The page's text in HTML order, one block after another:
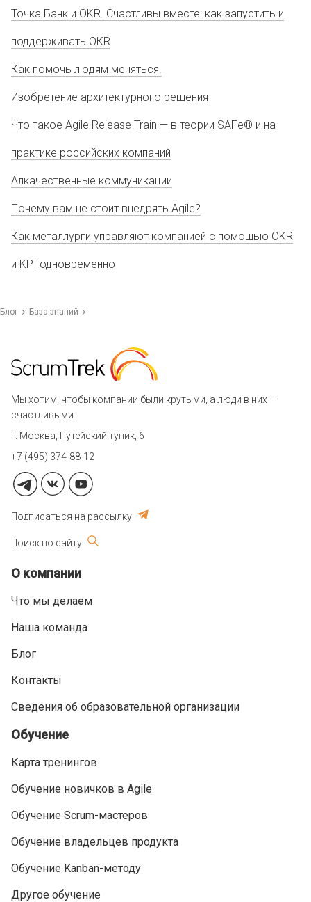
Точка Банк и OKR. Счастливы вместе: как запустить и
поддерживать ОКR
Как помочь людям меняться.
Изобретение архитектурного решения
Что такое Agile Release Train — в теории SAFe® и на
практике российских компаний
Алкачественные коммуникации
Почему вам не стоит внедрять Agile?
Как металлурги управляют компанией с помощью OKR
и KPI одновременно
Блог База знаний
Мы хотим, чтобы компании были крутыми, а люди в них —
счастливыми
г. Москва, Путейский тупик, 6
+7 (495) 374-88-12
Подписаться на рассылку
Поиск по сайту
О компании
Что мы делаем
Наша команда
Блог
Контакты
Сведения об образовательной организации
Обучение
Карта тренингов
Обучение новичков в Agile
Обучение Scrum-мастеров
Обучение владельцев продукта
Обучение Kanban-методу
Другое обучение